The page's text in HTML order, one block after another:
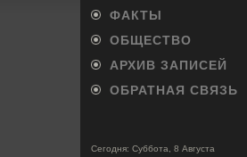
ФАКТЫ
ОБЩЕСТВО
АРХИВ ЗАПИСЕЙ
ОБРАТНАЯ СВЯЗЬ
Сегодня: Суббота, 8 Августа